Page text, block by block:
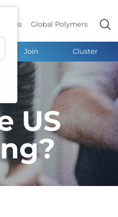
Global Polymers
Join Cluster
US